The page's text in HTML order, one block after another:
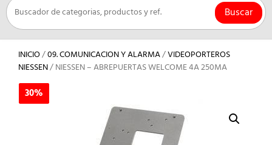
Buscar
INICIO/09. COMUNICACION Y ALARMA/VIDEOPORTEROS
NIESSEN/ NIESSEN – ABREPUERTAS WELCOME 4A 250MA
30%
30%